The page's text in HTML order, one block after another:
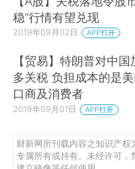
稳”行情有望兑现
2019年09月02日 APP打开
【贸易】特朗普对中国
多关税 负担成本的是
口商及消费者
2019年09月01日 APP打开
财新网所刊载内容之知识产权
专属所有或持有。未经许可，